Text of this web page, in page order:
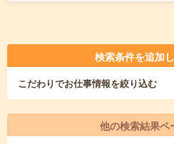
検索条件を追加
こだわりでお仕事情報を絞り込む
他の検索結果ペ